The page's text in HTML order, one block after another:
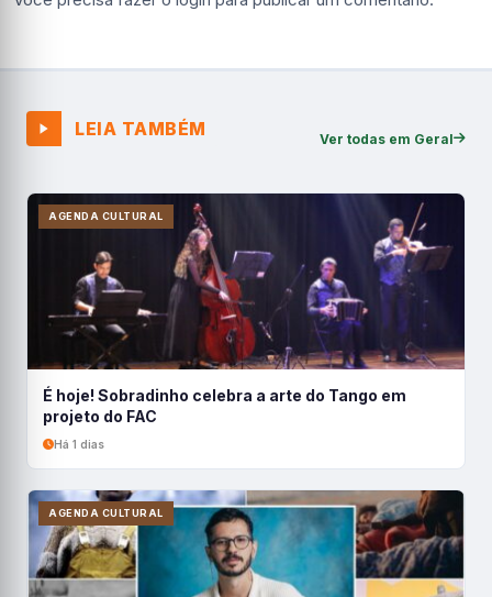
LEIA TAMBÉM Ver todas em Geral
AGENDA CULTURAL
É hoje! Sobradinho celebra a arte do Tango em
projeto do FAC
Há 1 dias
AGENDA CULTURAL